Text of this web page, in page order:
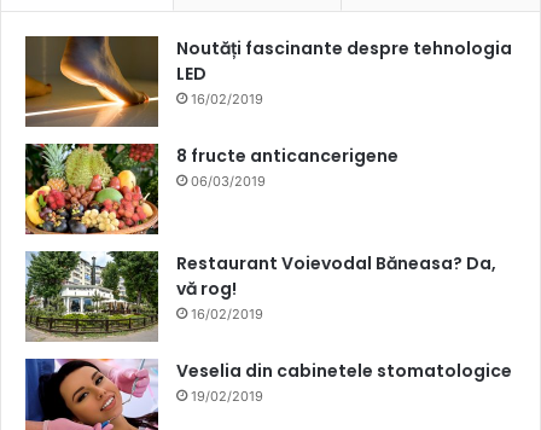
Noutăți fascinante despre tehnologia
LED
16/02/2019
8 fructe anticancerigene
06/03/2019
Restaurant Voievodal Băneasa? Da,
vă rog!
16/02/2019
Veselia din cabinetele stomatologice
19/02/2019